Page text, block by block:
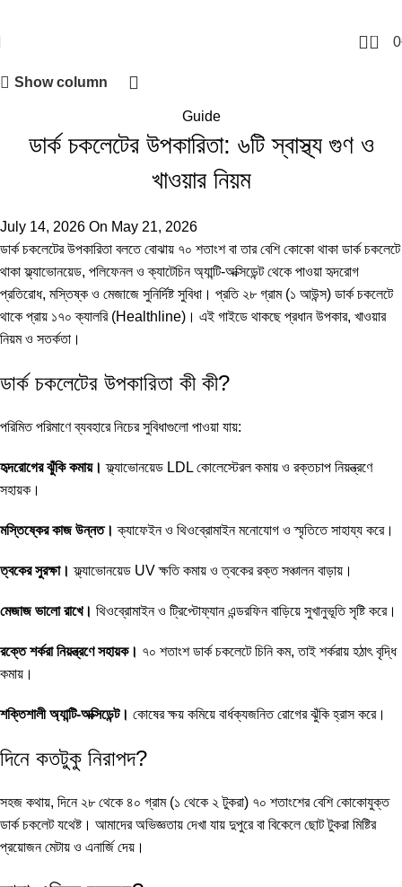
0 0
Show column
Guide
ডার্ক চকলেটের উপকারিতা: ৬টি স্বাস্থ্য গুণ ও
খাওয়ার নিয়ম
July 14, 2026 On May 21, 2026
ডার্ক চকলেটের উপকারিতা বলতে বোঝায় ৭০ শতাংশ বা তার বেশি কোকো থাকা ডার্ক চকলেটে
থাকা ফ্ল্যাভোনয়েড, পলিফেনল ও ক্যাটেচিন অ্যান্টি-অক্সিডেন্ট থেকে পাওয়া হৃদরোগ
প্রতিরোধ, মস্তিষ্ক ও মেজাজে সুনির্দিষ্ট সুবিধা। প্রতি ২৮ গ্রাম (১ আউন্স) ডার্ক চকলেটে
থাকে প্রায় ১৭০ ক্যালরি (Healthline)। এই গাইডে থাকছে প্রধান উপকার, খাওয়ার
নিয়ম ও সতর্কতা।
ডার্ক চকলেটের উপকারিতা কী কী?
পরিমিত পরিমাণে ব্যবহারে নিচের সুবিধাগুলো পাওয়া যায়:
হৃদরোগের ঝুঁকি কমায়। ফ্ল্যাভোনয়েড LDL কোলেস্টেরল কমায় ও রক্তচাপ নিয়ন্ত্রণে
সহায়ক।
মস্তিষ্কের কাজ উন্নত। ক্যাফেইন ও থিওব্রোমাইন মনোযোগ ও স্মৃতিতে সাহায্য করে।
ত্বকের সুরক্ষা। ফ্ল্যাভোনয়েড UV ক্ষতি কমায় ও ত্বকের রক্ত সঞ্চালন বাড়ায়।
মেজাজ ভালো রাখে। থিওব্রোমাইন ও ট্রিপ্টোফ্যান এন্ডরফিন বাড়িয়ে সুখানুভূতি সৃষ্টি করে।
রক্তে শর্করা নিয়ন্ত্রণে সহায়ক। ৭০ শতাংশ ডার্ক চকলেটে চিনি কম, তাই শর্করায় হঠাৎ বৃদ্ধি
কমায়।
শক্তিশালী অ্যান্টি-অক্সিডেন্ট। কোষের ক্ষয় কমিয়ে বার্ধক্যজনিত রোগের ঝুঁকি হ্রাস করে।
দিনে কতটুকু নিরাপদ?
সহজ কথায়, দিনে ২৮ থেকে ৪০ গ্রাম (১ থেকে ২ টুকরা) ৭০ শতাংশের বেশি কোকোযুক্ত
ডার্ক চকলেট যথেষ্ট। আমাদের অভিজ্ঞতায় দেখা যায় দুপুরে বা বিকেলে ছোট টুকরা মিষ্টির
প্রয়োজন মেটায় ও এনার্জি দেয়।